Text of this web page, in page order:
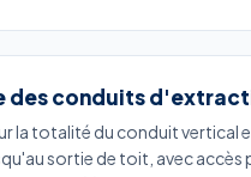
des conduits
la totalité du conduit vertical
sortie de toit, avec accès